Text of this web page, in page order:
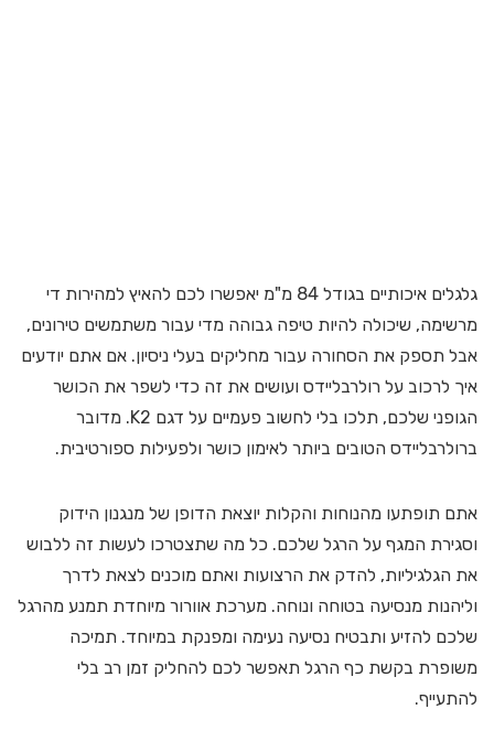
גלגלים איכותיים בגודל 84 מ"מ יאפשרו לכם להאיץ למהירות די
מרשימה, שיכולה להיות טיפה גבוהה מדי עבור משתמשים טירונים,
אבל תספק את הסחורה עבור מחליקים בעלי ניסיון. אם אתם יודעים
איך לרכוב על רולרבליידס ועושים את זה כדי לשפר את הכושר
הגופני שלכם, תלכו בלי לחשוב פעמיים על דגם K2. מדובר
ברולרבליידס הטובים ביותר לאימון כושר ולפעילות ספורטיבית.
אתם תופתעו מהנוחות והקלות יוצאת הדופן של מנגנון הידוק
וסגירת המגף על הרגל שלכם. כל מה שתצטרכו לעשות זה ללבוש
את הגלגיליות, להדק את הרצועות ואתם מוכנים לצאת לדרך
וליהנות מנסיעה בטוחה ונוחה. מערכת אוורור מיוחדת תמנע מהרגל
שלכם להזיע ותבטיח נסיעה נעימה ומפנקת במיוחד. תמיכה
משופרת בקשת כף הרגל תאפשר לכם להחליק זמן רב בלי
להתעייף.